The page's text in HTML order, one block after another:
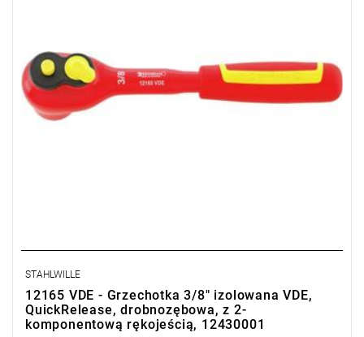
STAHLWILLE
12165 VDE - Grzechotka 3/8" izolowana VDE,
QuickRelease, drobnozębowa, z 2-
komponentową rękojeścią, 12430001